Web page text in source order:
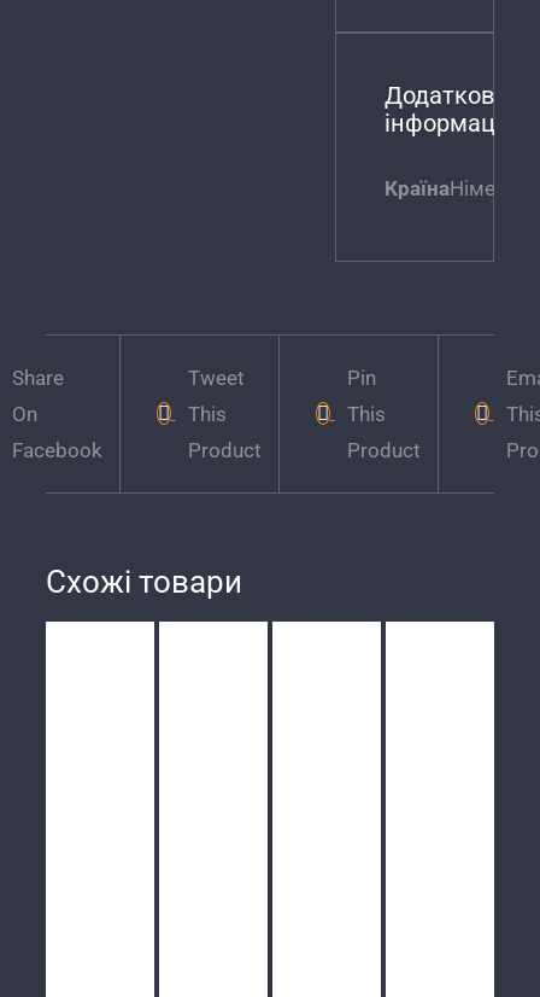
Додаткова
інформація
Країна
Share
On
Facebook
Tweet
This
Product
Pin
This
Product
Схожі товари